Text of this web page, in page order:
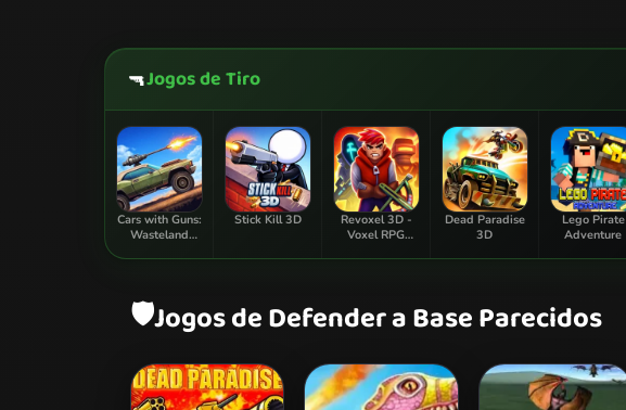
🔫Jogos de Tiro
Cars with Guns:
Wasteland
Stick Kill 3D
Revoxel 3D -
Voxel RPG
Dead Paradise
3D
Lego Pirate
Adventure
🛡️Jogos de Defender a Base Parecidos